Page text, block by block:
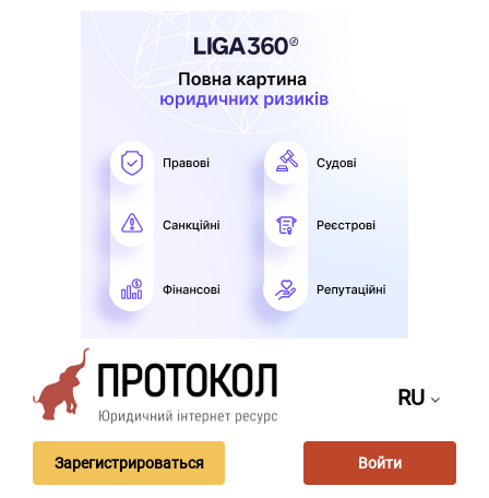
RU
Зарегистрироваться Войти